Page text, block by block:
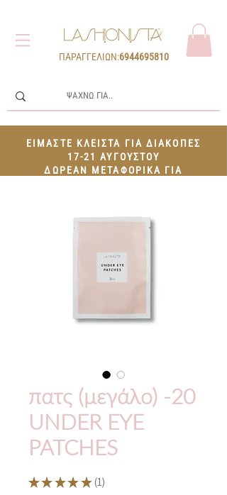
ΠΑΡΑΓΓΕΛΙΩΝ:6944695810
ΕΙΜΑΣΤΕ ΚΛΕΙΣΤΑ ΓΙΑ ΔΙΑΚΟΠΕΣ
17-21 ΑΥΓΟΥΣΤΟΥ
ΔΩΡΕΑΝ ΜΕΤΑΦΟΡΙΚΑ ΓΙΑ
πατς (μεγάλο) -20
UNDER EYE
PATCHES
★ ★ ★ ★ ★ 1
1